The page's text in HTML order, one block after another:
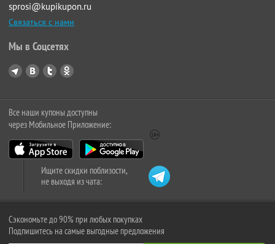
sprosi@kupikupon.ru
Связаться с нами
Мы в Соцсетях
Все наши купоны доступны
через Мобильное Приложение:
Ищите скидки поблизости,
не выходя из чата:
Сэкономьте до 90% при любых покупках
Подпишитесь на самые выгодные предложения